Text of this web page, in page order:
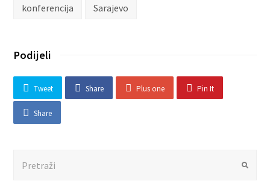
konferencija Sarajevo
Podijeli
Tweet Share Plus one Pin It
Share